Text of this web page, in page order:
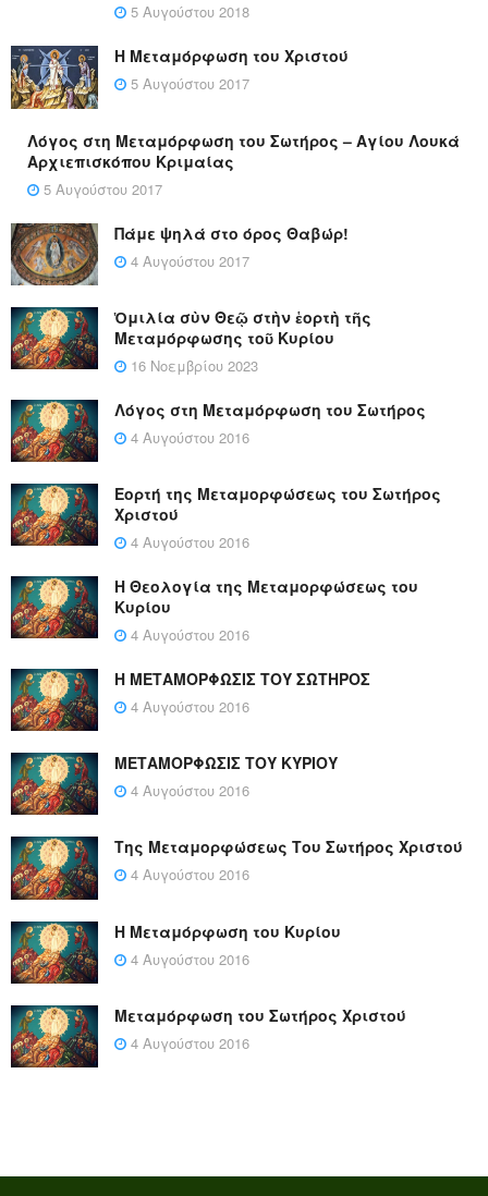
5 Αυγούστου 2018
Η Μεταμόρφωση του Χριστού
5 Αυγούστου 2017
Λόγος στη Μεταμόρφωση του Σωτήρος – Αγίου Λουκά
Αρχιεπισκόπου Κριμαίας
5 Αυγούστου 2017
Πάμε ψηλά στο όρος Θαβώρ!
4 Αυγούστου 2017
Ὁμιλία σὺν Θεῷ στὴν ἑορτὴ τῆς
Μεταμόρφωσης τοῦ Κυρίου
16 Νοεμβρίου 2023
Λόγος στη Μεταμόρφωση του Σωτήρος
4 Αυγούστου 2016
Εορτή της Μεταμορφώσεως του Σωτήρος
Χριστού
4 Αυγούστου 2016
Η Θεολογία της Μεταμορφώσεως του
Κυρίου
4 Αυγούστου 2016
Η ΜΕΤΑΜΟΡΦΩΣΙΣ ΤΟΥ ΣΩΤΗΡΟΣ
4 Αυγούστου 2016
ΜΕΤΑΜΟΡΦΩΣΙΣ ΤΟΥ ΚΥΡΙΟΥ
4 Αυγούστου 2016
Της Μεταμορφώσεως Του Σωτήρος Χριστού
4 Αυγούστου 2016
Η Μεταμόρφωση του Κυρίου
4 Αυγούστου 2016
Μεταμόρφωση του Σωτήρος Χριστού
4 Αυγούστου 2016